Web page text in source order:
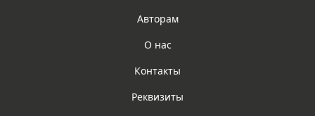
Авторам
О нас
Контакты
Реквизиты